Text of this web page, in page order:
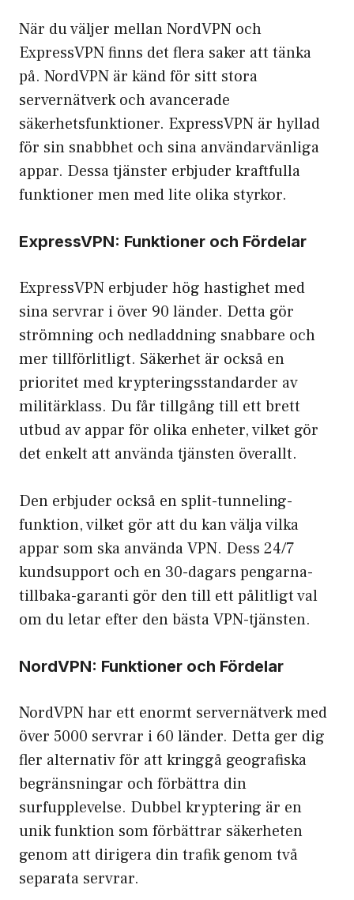
När du väljer mellan NordVPN och
ExpressVPN finns det flera saker att tänka
på. NordVPN är känd för sitt stora
servernätverk och avancerade
säkerhetsfunktioner. ExpressVPN är hyllad
för sin snabbhet och sina användarvänliga
appar. Dessa tjänster erbjuder kraftfulla
funktioner men med lite olika styrkor.
ExpressVPN: Funktioner och Fördelar
ExpressVPN erbjuder hög hastighet med
sina servrar i över 90 länder. Detta gör
strömning och nedladdning snabbare och
mer tillförlitligt. Säkerhet är också en
prioritet med krypteringsstandarder av
militärklass. Du får tillgång till ett brett
utbud av appar för olika enheter, vilket gör
det enkelt att använda tjänsten överallt.
Den erbjuder också en split-tunneling-
funktion, vilket gör att du kan välja vilka
appar som ska använda VPN. Dess 24/7
kundsupport och en 30-dagars pengarna-
tillbaka-garanti gör den till ett pålitligt val
om du letar efter den bästa VPN-tjänsten.
NordVPN: Funktioner och Fördelar
NordVPN har ett enormt servernätverkmed
över 5000 servrar i 60 länder. Detta ger dig
fler alternativ för att kringgå geografiska
begränsningar och förbättra din
surfupplevelse. Dubbel kryptering är en
unik funktion som förbättrar säkerheten
genom att dirigera din trafik genom två
separata servrar.